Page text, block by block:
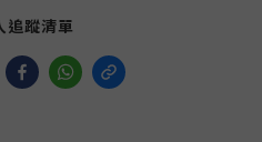
追蹤清單